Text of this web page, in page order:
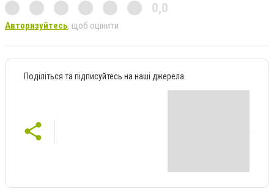
0,0
Авторизуйтесь, щоб оцінити
Поділіться та підписуйтесь на наші джерела